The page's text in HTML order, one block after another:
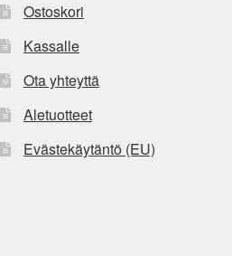
Ostoskori
Kassalle
Ota yhteyttä
Aletuotteet
Evästekäytäntö (EU)